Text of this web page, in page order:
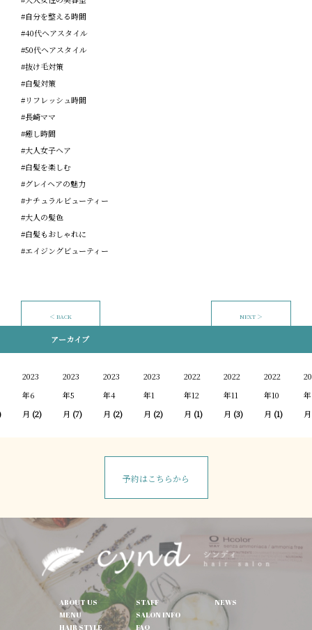
アーカイブ
2023
年6
月 (2)
2023
年5
月 (7)
2023
年4
月 (2)
2023
年1
月 (2)
2022
年12
月 (1)
2022
年11
月 (3)
2022
年10
月 (1)
月
#自分を整える時間
#40代ヘアスタイル
#50代ヘアスタイル
#抜け毛対策
#白髪対策
#リフレッシュ時間
#長崎ママ
#癒し時間
#大人女子ヘア
#白髪を楽しむ
#グレイヘアの魅力
#ナチュラルビューティー
#大人の髪色
#白髪もおしゃれに
#エイジングビューティー
＜ BACK NEXT ＞
予約はこちらから
ABOUT US
MENU
HAIR STYLE
STAFF
SALON INFO
FAQ
NEWS